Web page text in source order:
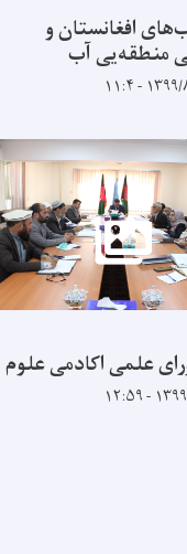
افغانستان و
منطقه‌یی آب
علمی اکادمی علوم